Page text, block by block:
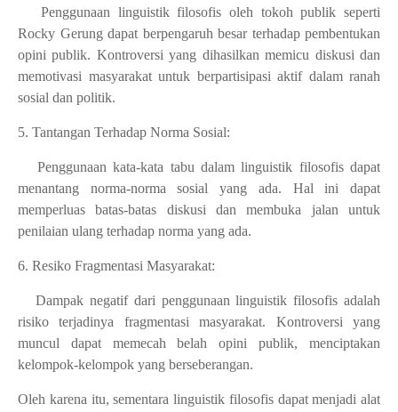
Penggunaan linguistik filosofis oleh tokoh publik seperti
Rocky Gerung dapat berpengaruh besar terhadap pembentukan
opini publik. Kontroversi yang dihasilkan memicu diskusi dan
memotivasi masyarakat untuk berpartisipasi aktif dalam ranah
sosial dan politik.
5. Tantangan Terhadap Norma Sosial:
Penggunaan kata-kata tabu dalam linguistik filosofis dapat
menantang norma-norma sosial yang ada. Hal ini dapat
memperluas batas-batas diskusi dan membuka jalan untuk
penilaian ulang terhadap norma yang ada.
6. Resiko Fragmentasi Masyarakat:
Dampak negatif dari penggunaan linguistik filosofis adalah
risiko terjadinya fragmentasi masyarakat. Kontroversi yang
muncul dapat memecah belah opini publik, menciptakan
kelompok-kelompok yang berseberangan.
Oleh karena itu, sementara linguistik filosofis dapat menjadi alat